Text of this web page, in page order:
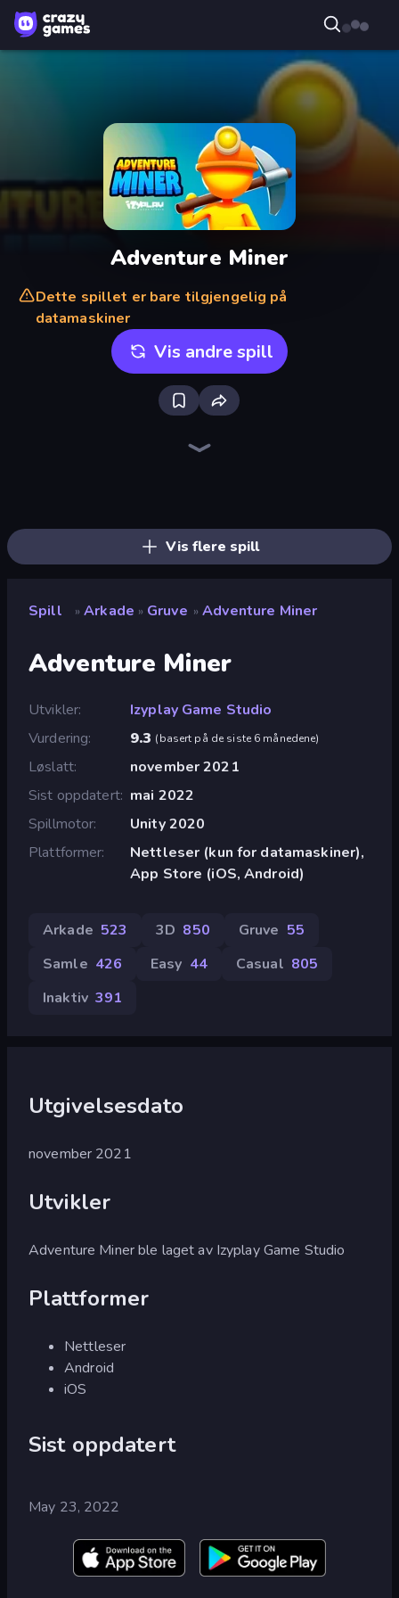
Adventure Miner
Dette spillet er bare tilgjengelig på
datamaskiner
Vis andre spill
Vis flere spill
Spill » Arkade » Gruve » Adventure Miner
Adventure Miner
Utvikler
Izyplay Game Studio
Vurdering
9.3 (basert på de siste 6 månedene)
Løslatt
november 2021
Sist oppdatert mai 2022
Spillmotor
Unity 2020
Plattformer
Nettleser (kun for datamaskiner),
App Store (iOS, Android)
Arkade 523 3D 850 Gruve 55
Samle 426 Easy 44 Casual 805
Inaktiv 391
Utgivelsesdato
november 2021
Utvikler
Adventure Miner ble laget av Izyplay Game Studio
Plattformer
Nettleser
Android
iOS
Sist oppdatert
May 23, 2022